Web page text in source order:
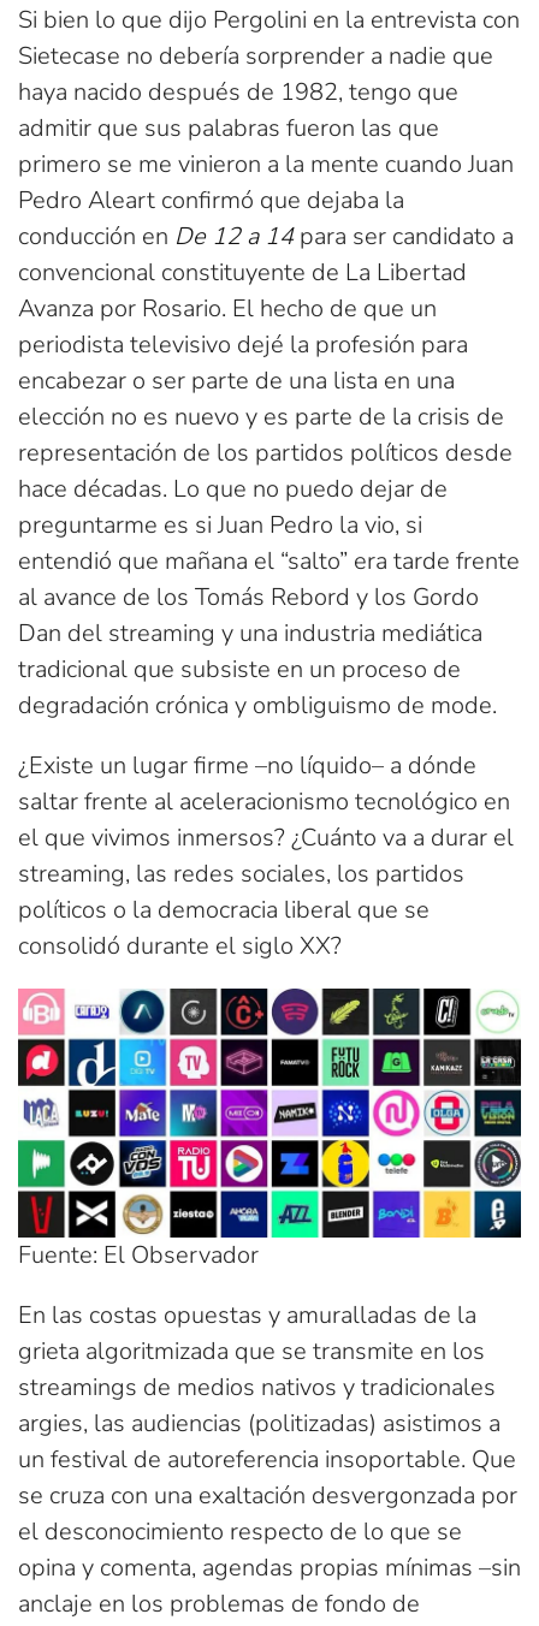
Si bien lo que dijo Pergolini en la entrevista con
Sietecase no debería sorprender a nadie que
haya nacido después de 1982, tengo que
admitir que sus palabras fueron las que
primero se me vinieron a la mente cuando Juan
Pedro Aleart confirmó que dejaba la
conducción en De 12 a 14para ser candidato a
convencional constituyente de La Libertad
Avanza por Rosario. El hecho de que un
periodista televisivo dejé la profesión para
encabezar o ser parte de una lista en una
elección no es nuevo y es parte de la crisis de
representación de los partidos políticos desde
hace décadas. Lo que no puedo dejar de
preguntarme es si Juan Pedro la vio, si
entendió que mañana el “salto” era tarde frente
al avance de los Tomás Rebord y los Gordo
Dan del streaming y una industria mediática
tradicional que subsiste en un proceso de
degradación crónica y ombliguismo de mode.
¿Existe un lugar firme –no líquido– a dónde
saltar frente al aceleracionismo tecnológico en
el que vivimos inmersos? ¿Cuánto va a durar el
streaming, las redes sociales, los partidos
políticos o la democracia liberal que se
consolidó durante el siglo XX?
Fuente: El Observador
En las costas opuestas y amuralladas de la
grieta algoritmizada que se transmite en los
streamings de medios nativos y tradicionales
argies, las audiencias (politizadas) asistimos a
un festival de autoreferencia insoportable. Que
se cruza con una exaltación desvergonzada por
el desconocimiento respecto de lo que se
opina y comenta, agendas propias mínimas –sin
anclaje en los problemas de fondo de